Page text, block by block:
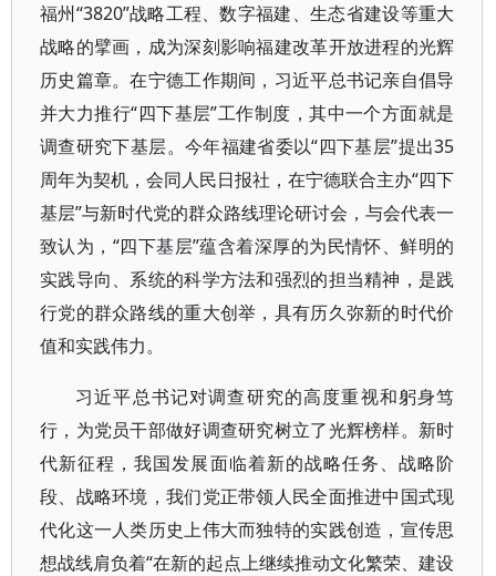
福州“3820”战略工程、数字福建、生态省建设等重大
战略的擘画，成为深刻影响福建改革开放进程的光辉
历史篇章。在宁德工作期间，习近平总书记亲自倡导
并大力推行“四下基层”工作制度，其中一个方面就是
调查研究下基层。今年福建省委以“四下基层”提出35
周年为契机，会同人民日报社，在宁德联合主办“四下
基层”与新时代党的群众路线理论研讨会，与会代表一
致认为，“四下基层”蕴含着深厚的为民情怀、鲜明的
实践导向、系统的科学方法和强烈的担当精神，是践
行党的群众路线的重大创举，具有历久弥新的时代价
值和实践伟力。
习近平总书记对调查研究的高度重视和躬身笃
行，为党员干部做好调查研究树立了光辉榜样。新时
代新征程，我国发展面临着新的战略任务、战略阶
段、战略环境，我们党正带领人民全面推进中国式现
代化这一人类历史上伟大而独特的实践创造，宣传思
想战线肩负着“在新的起点上继续推动文化繁荣、建设